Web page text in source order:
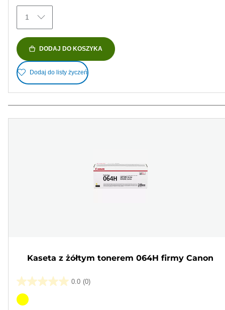
1
DODAJ DO KOSZYKA
Dodaj do listy życzeń
Kaseta z żółtym tonerem 064H firmy Canon
0.0 (0)
0.0
na
Wkład